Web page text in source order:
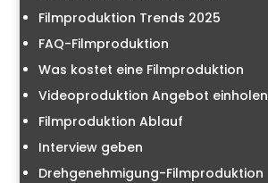
Filmproduktion Trends 2025
FAQ-Filmproduktion
Was kostet eine Filmproduktion
Videoproduktion Angebot einholen
Filmproduktion Ablauf
Interview geben
Drehgenehmigung-Filmproduktion